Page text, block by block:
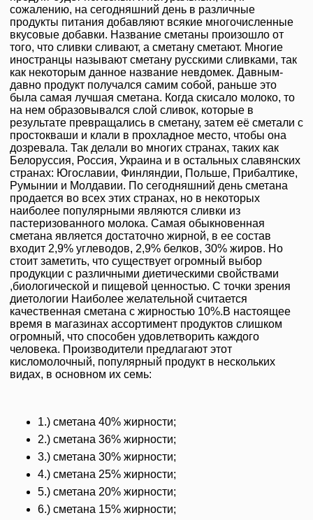
сожалению, на сегодняшний день в различные
продукты питания добавляют всякие многочисленные
вкусовые добавки. Название сметаны произошло от
того, что сливки сливают, а сметану сметают. Многие
иностранцы называют сметану русскими сливками, так
как некоторым данное название невдомек. Давным-
давно продукт получался самим собой, раньше это
была самая лучшая сметана. Когда скисало молоко, то
на нем образовывался слой сливок, которые в
результате превращались в сметану, затем её сметали с
простокваши и клали в прохладное место, чтобы она
дозревала. Так делали во многих странах, таких как
Белоруссия, Россия, Украина и в остальных славянских
странах: Югославии, Финляндии, Польше, Прибалтике,
Румынии и Молдавии. По сегодняшний день сметана
продается во всех этих странах, но в некоторых
наиболее популярными являются сливки из
пастеризованного молока. Самая обыкновенная
сметана является достаточно жирной, в ее состав
входит 2,9% углеводов, 2,9% белков, 30% жиров. Но
стоит заметить, что существует огромный выбор
продукции с различными диетическими свойствами
,биологической и пищевой ценностью. С точки зрения
диетологии Наиболее желательной считается
качественная сметана с жирностью 10%.В настоящее
время в магазинах ассортимент продуктов слишком
огромный, что способен удовлетворить каждого
человека. Производители предлагают этот
кисломолочный, популярный продукт в нескольких
видах, в основном их семь:
1.) сметана 40% жирности;
2.) сметана 36% жирности;
3.) сметана 30% жирности;
4.) сметана 25% жирности;
5.) сметана 20% жирности;
6.) сметана 15% жирности;